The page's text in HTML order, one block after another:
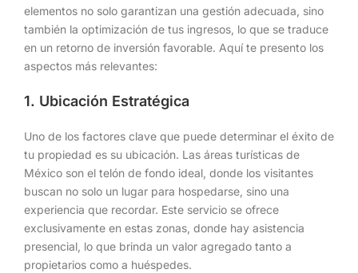
elementos no solo garantizan una gestión adecuada, sino
también la optimización de tus ingresos, lo que se traduce
en un retorno de inversión favorable. Aquí te presento los
aspectos más relevantes:
1. Ubicación Estratégica
Uno de los factores clave que puede determinar el éxito de
tu propiedad es su ubicación. Las áreas turísticas de
México son el telón de fondo ideal, donde los visitantes
buscan no solo un lugar para hospedarse, sino una
experiencia que recordar. Este servicio se ofrece
exclusivamente en estas zonas, donde hay asistencia
presencial, lo que brinda un valor agregado tanto a
propietarios como a huéspedes.